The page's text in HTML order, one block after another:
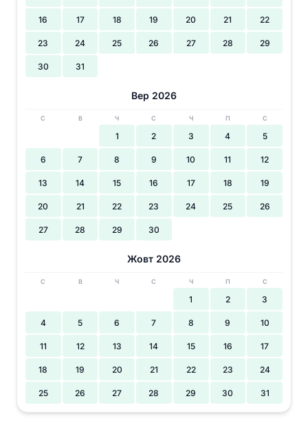
16 17 18 19 20 21 22
23 24 25 26 27 28 29
30 31
Вер 2026
С В Ч С Ч П С
1 2 3 4 5
6 7 8 9 10 11 12
13 14 15 16 17 18 19
20 21 22 23 24 25 26
27 28 29 30
Жовт 2026
С В Ч С Ч П С
1 2 3
4 5 6 7 8 9 10
11 12 13 14 15 16 17
18 19 20 21 22 23 24
25 26 27 28 29 30 31